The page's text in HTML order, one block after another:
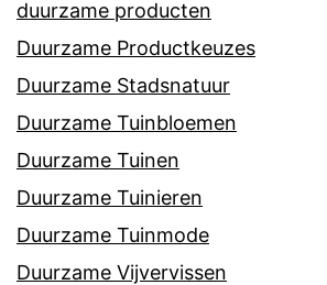
duurzame producten
Duurzame Productkeuzes
Duurzame Stadsnatuur
Duurzame Tuinbloemen
Duurzame Tuinen
Duurzame Tuinieren
Duurzame Tuinmode
Duurzame Vijvervissen